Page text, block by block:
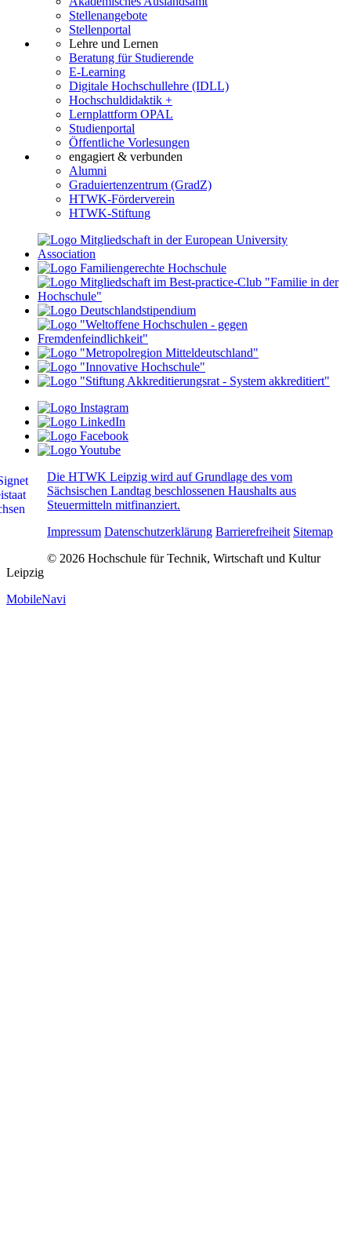
Stellenangebote
Stellenportal
Lehre und Lernen
Beratung für Studierende
E-Learning
Digitale Hochschullehre (IDLL)
Hochschuldidaktik +
Lernplattform OPAL
Studienportal
Öffentliche Vorlesungen
engagiert & verbunden
Alumni
Graduiertenzentrum (GradZ)
HTWK-Förderverein
HTWK-Stiftung
Die HTWK Leipzig wird auf Grundlage des vom
Sächsischen Landtag beschlossenen Haushalts aus
Steuermitteln mitfinanziert.
Impressum Datenschutzerklärung Barrierefreiheit Sitemap
© 2026 Hochschule für Technik, Wirtschaft und Kultur
Leipzig
MobileNavi